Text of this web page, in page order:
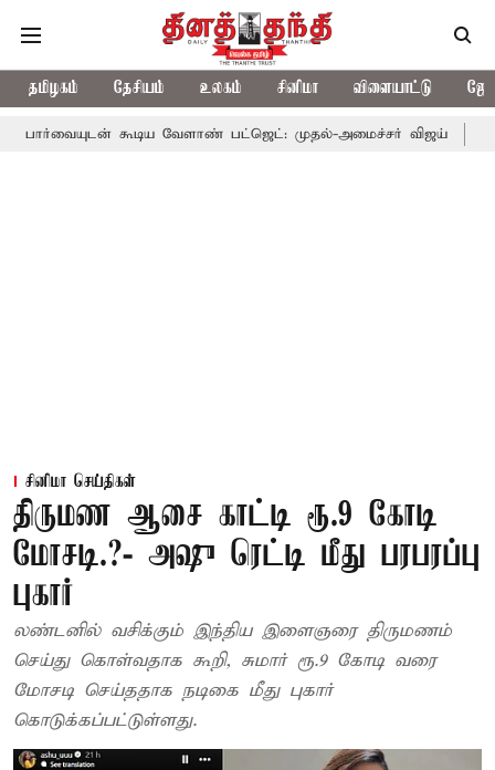
தமிழகம் தேசியம் உலகம் சினிமா விளையாட்டு
கூடிய வேளாண் பட்ஜெட்: முதல்-அமைச்சர் விஜய் தமிழக
சினிமா செய்திகள்
திருமண ஆசை காட்டி ரூ.9 கோடி
மோசடி.?- அஷு ரெட்டி மீது பரபரப்பு
புகார்
லண்டனில் வசிக்கும் இந்திய இளைஞரை திருமணம்
செய்து கொள்வதாக கூறி, சுமார் ரூ.9 கோடி வரை
மோசடி செய்ததாக நடிகை மீது புகார்
கொடுக்கப்பட்டுள்ளது.